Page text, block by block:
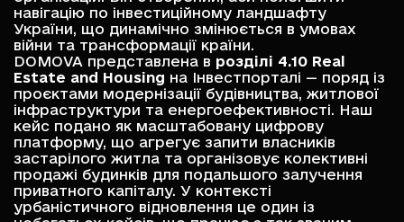
навігацію по інвестиційному ландшафту
України, що динамічно змінюється в умовах
війни та трансформації країни.
DOMOVA представлена в розділі 4.10 Real
Estate and Housing на Інвестпорталі — поряд із
проєктами модернізації будівництва, житлової
інфраструктури та енергоефективності. Наш
кейс подано як масштабовану цифрову
платформу, що агрегує запити власників
застарілого житла та організовує колективні
продажі будинків для подальшого залучення
приватного капіталу. У контексті
урбаністичного відновлення це один із